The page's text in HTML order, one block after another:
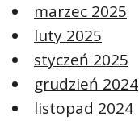
marzec 2025
luty 2025
styczeń 2025
grudzień 2024
listopad 2024